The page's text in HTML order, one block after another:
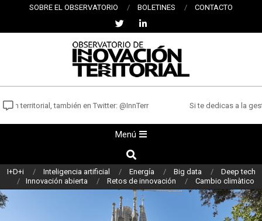
contenido
SOBRE EL OBSERVATORIO BOLETINES CONTACTO
OBSERVATORIO
DE
INNOVACIÓN
TERRITORIAL
territorial, también en Twitter: @InnTerr Si te dedicas a la
principal
Menú
Buscar
I+D+i Inteligencia artificial Energía Big data
Deep tech
Innovación abierta
Retos de innovación Cambio climàtico